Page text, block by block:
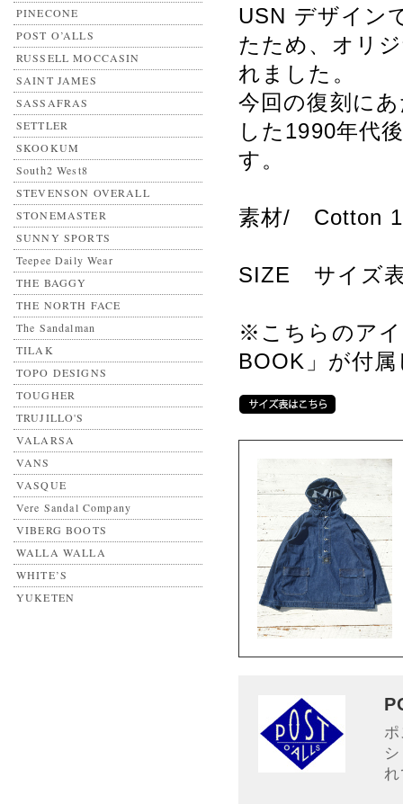
PINECONE
POST O’ALLS
RUSSELL MOCCASIN
SAINT JAMES
SASSAFRAS
SETTLER
SKOOKUM
South2 West8
STEVENSON OVERALL
STONEMASTER
SUNNY SPORTS
Teepee Daily Wear
THE BAGGY
THE NORTH FACE
The Sandalman
TILAK
TOPO DESIGNS
TOUGHER
TRUJILLO'S
VALARSA
VANS
VASQUE
Vere Sandal Company
VIBERG BOOTS
WALLA WALLA
WHITE’S
YUKETEN
USN デザイン
たため、オリ
れました。
今回の復刻に
した1990年代
す。
素材/ Cotton
SIZE サイズ
※こちらのアイ
BOOK」が付